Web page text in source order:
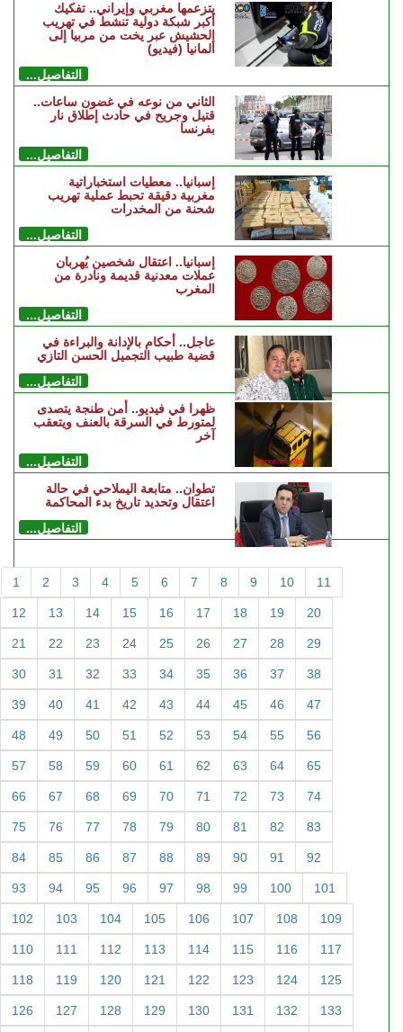
يتزعمها مغربي وإيراني.. تفكيك
أكبر شبكة دولية تنشط في تهريب
الحشيش عبر يخت من مربيا إلى
ألمانيا (فيديو)
التفاصيل...
الثاني من نوعه في غضون ساعات..
قتيل وجريح في حادث إطلاق نار
بفرنسا
التفاصيل...
إسبانيا.. معطيات استخباراتية
مغربية دقيقة تحبط عملية تهريب
شحنة من المخدرات
التفاصيل...
إسبانيا.. اعتقال شخصين يُهربان
عملات معدنية قديمة ونادرة من
المغرب
التفاصيل...
عاجل.. أحكام بالإدانة والبراءة في
قضية طبيب التجميل الحسن التازي
التفاصيل...
ظهرا في فيديو.. أمن طنجة يتصدى
لمتورط في السرقة بالعنف ويتعقب
آخر
التفاصيل...
تطوان.. متابعة اليملاحي في حالة
اعتقال وتحديد تاريخ بدء المحاكمة
التفاصيل...
1 2 3 4 5 6 7 8 9 10 11
12 13 14 15 16 17 18 19 20
21 22 23 24 25 26 27 28 29
30 31 32 33 34 35 36 37 38
39 40 41 42 43 44 45 46 47
48 49 50 51 52 53 54 55 56
57 58 59 60 61 62 63 64 65
66 67 68 69 70 71 72 73 74
75 76 77 78 79 80 81 82 83
84 85 86 87 88 89 90 91 92
93 94 95 96 97 98 99 100 101
102 103 104 105 106 107 108 109
110 111 112 113 114 115 116 117
118 119 120 121 122 123 124 125
126 127 128 129 130 131 132 133